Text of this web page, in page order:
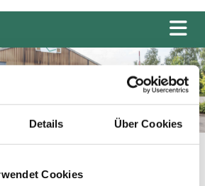
Details Über Cookies
Cookies
und mehr